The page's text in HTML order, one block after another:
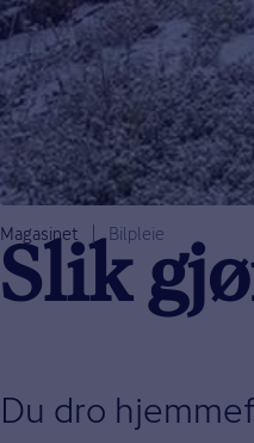
Magasinet Bilpleie
Slik
Du dro